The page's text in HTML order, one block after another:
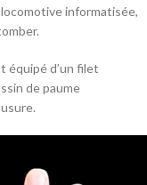
informatisée,
équipé d’un filet
de paume